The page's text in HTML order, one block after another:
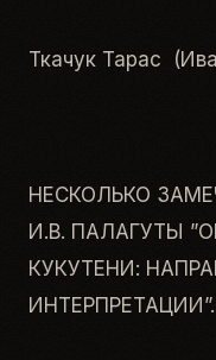
Ткачук Тарас
НЕСКОЛЬКО
И.В. ПАЛАГУТЫ
КУКУТЕНИ:
ИНТЕРПРЕТАЦИИ”.